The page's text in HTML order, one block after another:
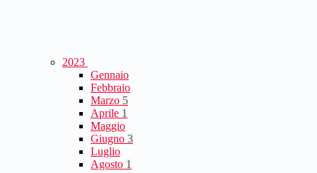
2023
Gennaio
Febbraio
Marzo 5
Aprile 1
Maggio
Giugno 3
Luglio
Agosto 1